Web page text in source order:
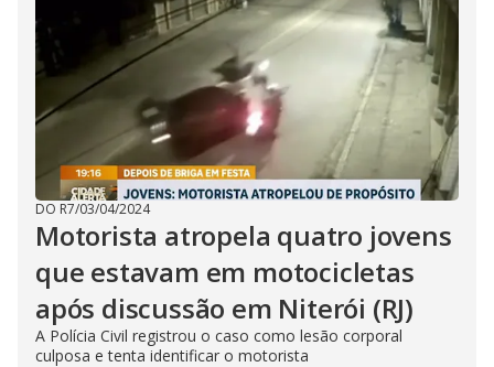
DO R7/03/04/2024
Motorista atropela quatro jovens
que estavam em motocicletas
após discussão em Niterói (RJ)
A Polícia Civil registrou o caso como lesão corporal
culposa e tenta identificar o motorista